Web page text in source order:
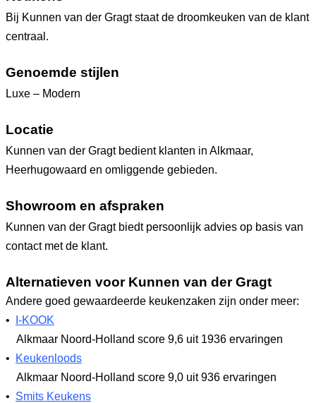
Bij Kunnen van der Gragt staat de droomkeuken van de klant
centraal.
Genoemde stijlen
Luxe – Modern
Locatie
Kunnen van der Gragt bedient klanten in Alkmaar,
Heerhugowaard en omliggende gebieden.
Showroom en afspraken
Kunnen van der Gragt biedt persoonlijk advies op basis van
contact met de klant.
Alternatieven voor Kunnen van der Gragt
Andere goed gewaardeerde keukenzaken zijn onder meer:
•
I-KOOK
Alkmaar Noord-Holland score 9,6 uit 1936 ervaringen
•
Keukenloods
Alkmaar Noord-Holland score 9,0 uit 936 ervaringen
• Smits Keukens